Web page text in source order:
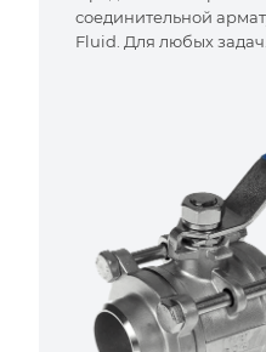
соединительной
Fluid. Для любых задач.